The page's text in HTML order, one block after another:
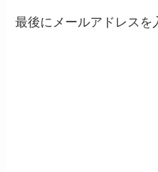
最後にメールアドレスを